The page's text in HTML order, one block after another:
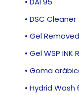
• DSC Cleaner
• Gel
• Gel WSP INK
• Goma
• Hydrid